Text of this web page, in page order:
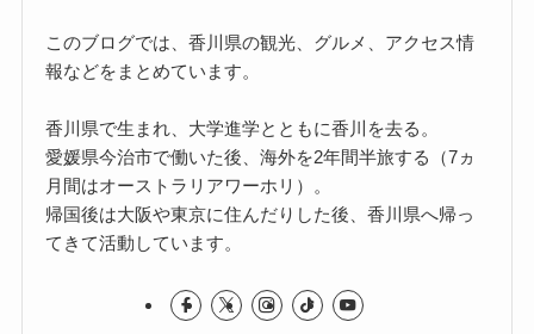
このブログでは、香川県の観光、グルメ、アクセス情
報などをまとめています。
香川県で生まれ、大学進学とともに香川を去る。
愛媛県今治市で働いた後、海外を2年間半旅する（7ヵ
月間はオーストラリアワーホリ）。
帰国後は大阪や東京に住んだりした後、香川県へ帰っ
てきて活動しています。